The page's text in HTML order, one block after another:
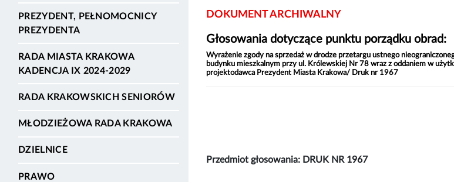
PREZYDENT, PEŁNOMOCNICY
PREZYDENTA
RADA MIASTA KRAKOWA
KADENCJA IX 2024-2029
RADA KRAKOWSKICH SENIORÓW
MŁODZIEŻOWA RADA KRAKOWA
DZIELNICE
PRAWO
DOKUMENT ARCHIWALNY
Głosowania dotyczące punktu porządku obrad:
Wyrażenie zgody na sprzedaż w drodze przetargu ustnego
budynku mieszkalnym przy ul. Królewskiej Nr 78 wraz z oddaniem w
projektodawca Prezydent Miasta Krakowa/ Druk nr 1967
Przedmiot głosowania: DRUK NR 1967